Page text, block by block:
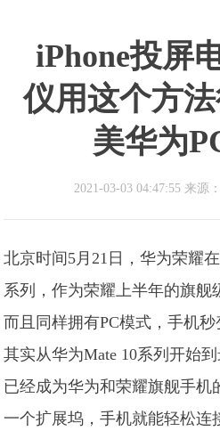
iPhone投屏
仪用这个方
美华为
2021-03-03 04:47:55 来源
北京时间5月21日，华为荣耀
系列，作为荣耀上半年的旗舰
而且同样拥有PC模式，手机秒
其实从华为Mate 10系列开始
已经成为华为和荣耀旗舰手机
一个扩展坞，手机就能轻松连